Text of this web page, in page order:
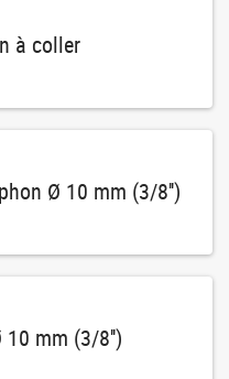
à coller
Ø 10 mm (3/8'')
mm (3/8'')